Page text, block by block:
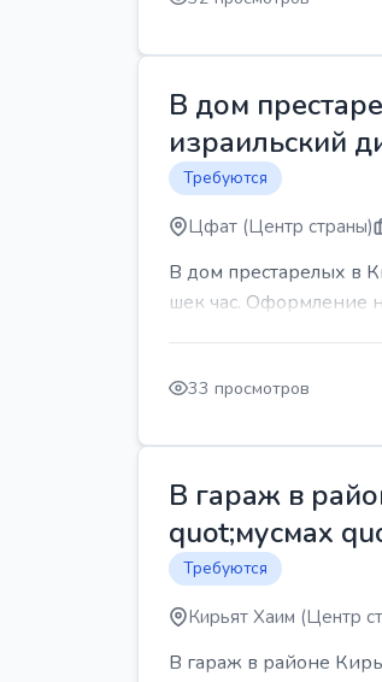
В дом
израильский
Требуются
Цфат (Центр страны)
В дом престарелых в
шек час. Оформление
33 просмотров
В гараж в
quot;мусмах
Требуются
Кирьят Хаим (Центр
В гараж в районе